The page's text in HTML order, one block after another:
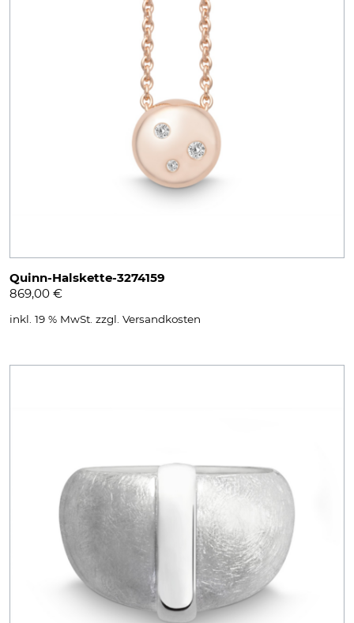
Quinn-Halskette-3274159
869,00 €
inkl. 19 % MwSt. zzgl. Versandkosten